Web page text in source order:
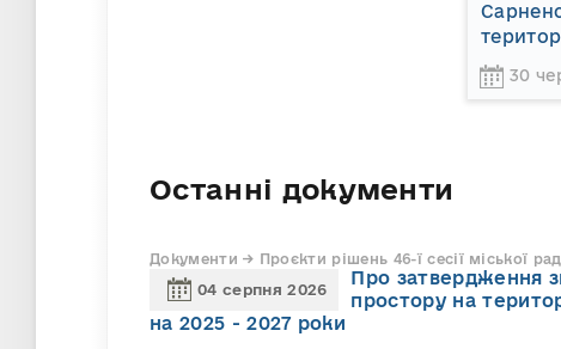
30
Останні документи
Документи → Проєкти рішень 46-ї сесії міської
04 серпня 2026
Про затвердження
простору на
на 2025 - 2027 роки